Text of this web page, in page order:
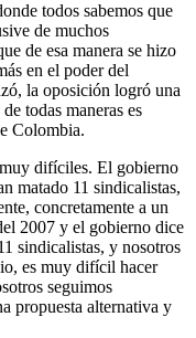
todos sabemos que
de muchos
de esa manera se hizo
en el poder del
la oposición logró una
todas maneras es
Colombia.
difíciles. El gobierno
matado 11 sindicalistas,
concretamente a un
2007 y el gobierno dice
sindicalistas, y nosotros
es muy difícil hacer
seguimos
propuesta alternativa y